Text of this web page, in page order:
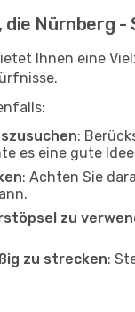
Nürnberg -
Ihnen eine
:
es eine gute
: Achten Sie
zu
zu strecken: